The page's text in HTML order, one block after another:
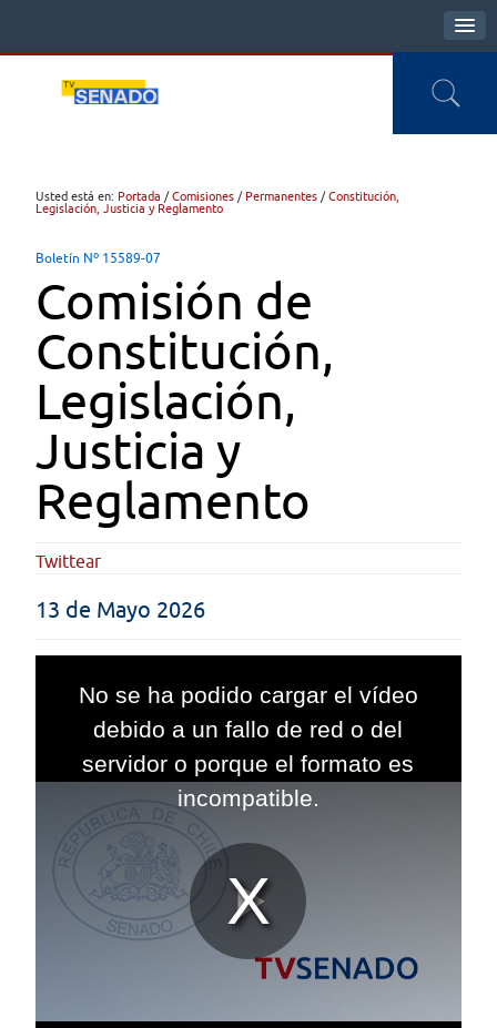
Usted está en: Portada /Comisiones / Permanentes /Constitución,
Legislación, Justicia y Reglamento
Boletín Nº 15589-07
Comisión de
Constitución,
Legislación,
Justicia y
Reglamento
Twittear
13 de Mayo 2026
window.
No se ha podido cargar el vídeo
debido a un fallo de red o del
servidor o porque el formato es
incompatible.